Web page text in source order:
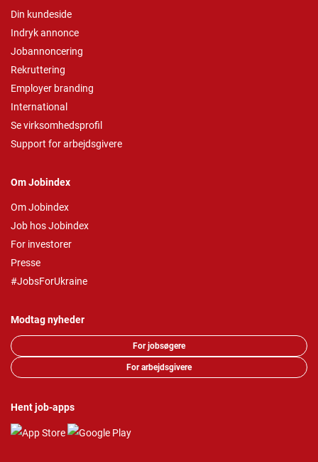
Din kundeside
Indryk annonce
Jobannoncering
Rekruttering
Employer branding
International
Se virksomhedsprofil
Support for arbejdsgivere
Om Jobindex
Om Jobindex
Job hos Jobindex
For investorer
Presse
#JobsForUkraine
Modtag nyheder
For jobsøgere
For arbejdsgivere
Hent job-apps